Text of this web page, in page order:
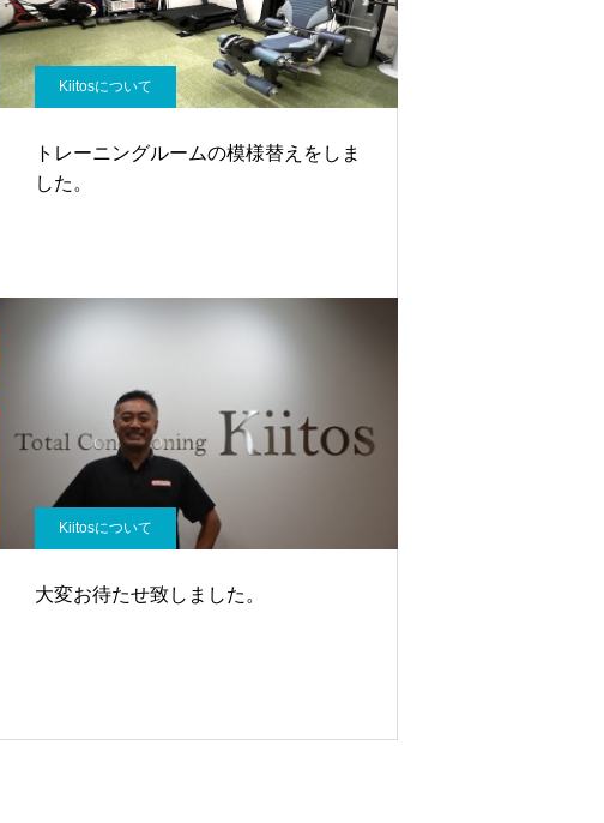
Kiitosについて
トレーニングルームの模様替えをしま
した。
Kiitosについて
大変お待たせ致しました。